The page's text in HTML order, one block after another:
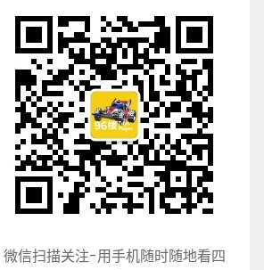
微信扫描关注-用手机随时随地看四